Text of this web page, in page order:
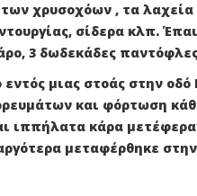
χρυσοχόων , τα
σίδερα κλπ.
3 δωδεκάδες
εντός μιας στοάς στην
και φόρτωση
ιππήλατα κάρα
μεταφέρθηκε στην